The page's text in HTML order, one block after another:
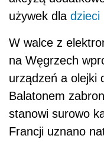
używek dla dzieci
W walce z
na Węgrzech
urządzeń a olejki
Balatonem
stanowi surowo
Francji uznano